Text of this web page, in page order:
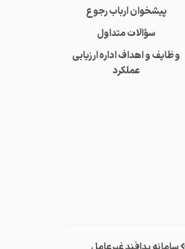
پیشخوان ارباب رجوع
سؤالات متداول
وظایف و اهداف اداره ارزیابی
عملکرد